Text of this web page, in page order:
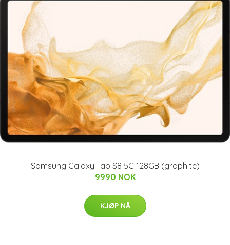
Samsung Galaxy Tab S8 5G 128GB (graphite)
9990 NOK
KJØP NÅ